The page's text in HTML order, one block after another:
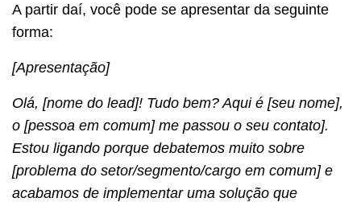
A partir daí, você pode se apresentar da seguinte
forma:
[Apresentação]
Olá, [nome do lead]! Tudo bem? Aqui é [seu nome],
o [pessoa em comum] me passou o seu contato].
Estou ligando porque debatemos muito sobre
[problema do setor/segmento/cargo em comum] e
acabamos de implementar uma solução que